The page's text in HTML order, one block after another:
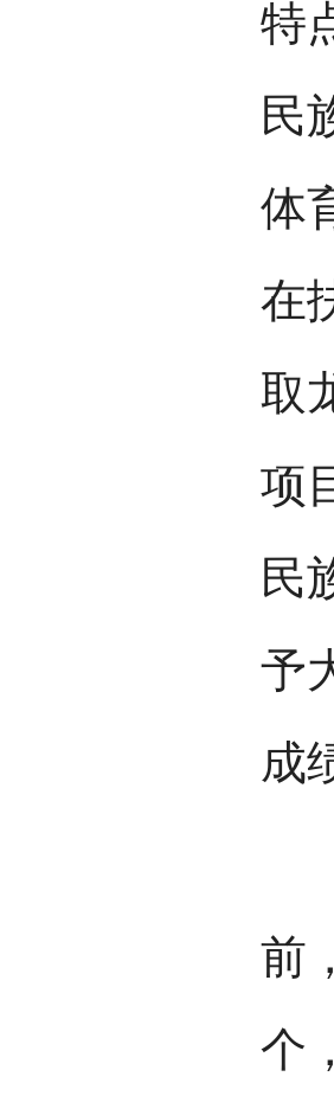
特
民
体
在
取
项
民
予
成
前
个